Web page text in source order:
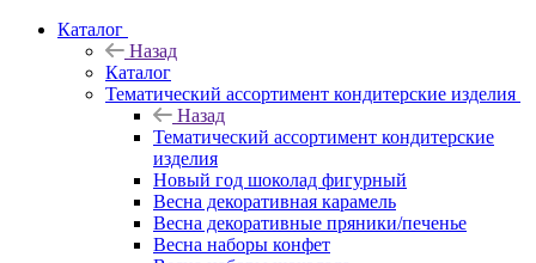
Каталог
Назад
Каталог
Тематический ассортимент кондитерские изделия
Назад
Тематический ассортимент кондитерские
изделия
Новый год шоколад фигурный
Весна декоративная карамель
Весна декоративные пряники/печенье
Весна наборы конфет